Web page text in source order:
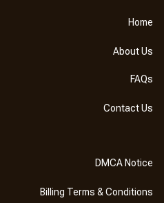
Home
About Us
FAQs
Contact Us
DMCA Notice
Billing Terms & Conditions